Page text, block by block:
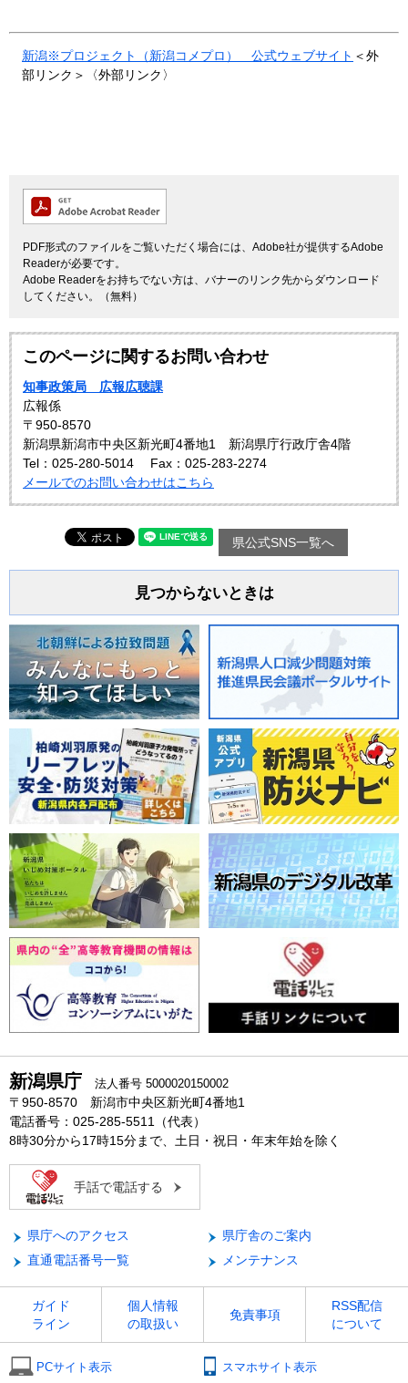
新潟※プロジェクト（新潟コメプロ） 公式ウェブサイト ＜外
部リンク＞
〈外部リンク〉
PDF形式のファイルをご覧いただく場合には、Adobe社が提供するAdobe
Readerが必要です。
Adobe Readerをお持ちでない方は、バナーのリンク先からダウンロード
してください。（無料）
このページに関するお問い合わせ
知事政策局 広報広聴課
広報係
〒950-8570
新潟県新潟市中央区新光町4番地1 新潟県庁行政庁舎4階
Tel：025-280-5014
Fax：025-283-2274
メールでのお問い合わせはこちら
県公式SNS一覧へ
見つからないときは
新潟県庁 法人番号 5000020150002
〒950-8570 新潟市中央区新光町4番地1
電話番号：025-285-5511（代表）
8時30分から17時15分まで、土日・祝日・年末年始を除く
手話で電話する
県庁へのアクセス
県庁舎のご案内
直通電話番号一覧
メンテナンス
ガイド
ライン
個人情報
の取扱い
免責事項
RSS配信
について
PCサイト表示 スマホサイト表示